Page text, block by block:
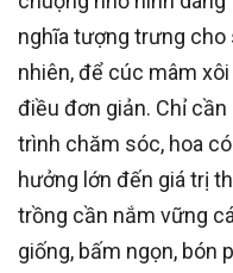
nghĩa tượng trưng cho
nhiên, để cúc mâm
điều đơn giản. Chỉ
trình chăm sóc, hoa
hưởng lớn đến giá trị
trồng cần nắm vững
giống, bấm ngọn, bón